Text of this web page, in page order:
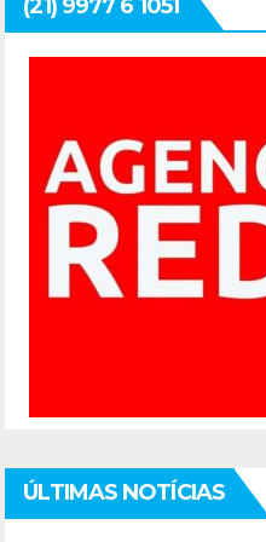
(21) 9977 6 1051
ÚLTIMAS NOTÍCIAS